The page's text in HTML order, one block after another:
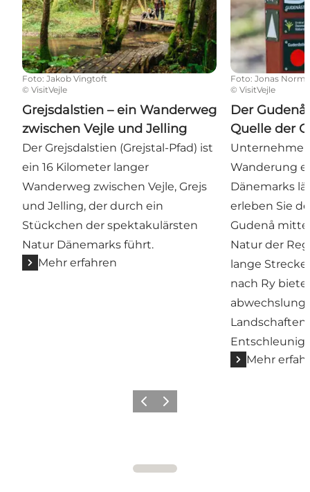
Foto: Jakob Vingtoft
© VisitVejle
Grejsdalstien – ein Wanderweg
zwischen Vejle und Jelling
Der Grejsdalstien (Grejstal-Pfad) ist
ein 16 Kilometer langer
Wanderweg zwischen Vejle, Grejs
und Jelling, der durch ein
Stückchen der spektakulärsten
Natur Dänemarks führt.
Mehr erfahren
Foto: Jonas
©VisitVejle
Der
Quelle der
Wanderung
Dänemarks
erleben Sie
Gudenå
Natur der
lange
nach Ry
Mehr
ZurückWeiter